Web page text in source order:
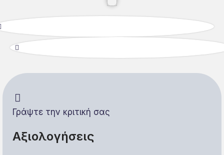
Γράψτε την κριτική σας
Αξιολογήσεις